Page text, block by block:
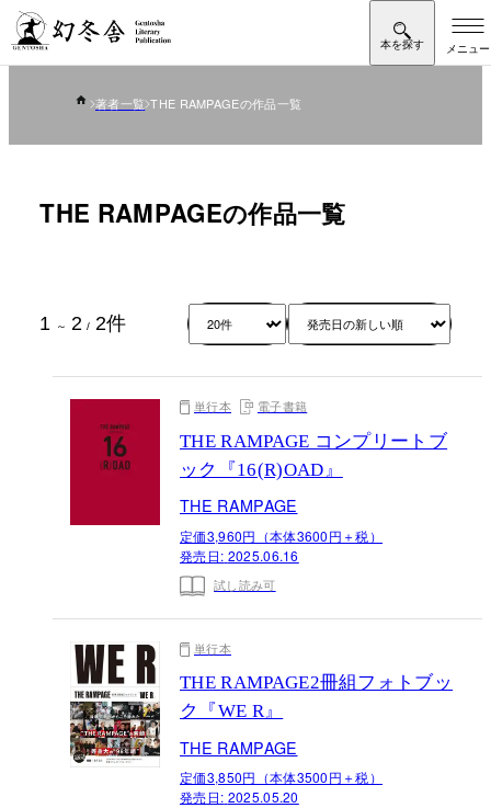
著者一覧 THE RAMPAGEの作品一覧
THE RAMPAGEの作品一覧
1 ～ 2 / 2件
単行本 電子書籍
THE RAMPAGE コンプリートブ
ック『16(R)OAD』
THE RAMPAGE
定価3,960円（本体3600円＋税）
発売日: 2025.06.16
試し読み可
単行本
THE RAMPAGE2冊組フォトブッ
ク『WE R』
THE RAMPAGE
定価3,850円（本体3500円＋税）
発売日: 2025.05.20